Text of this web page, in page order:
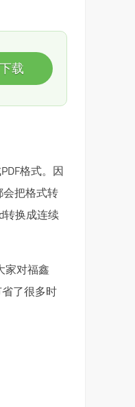
载
格式。因
把格式转
转换成连续
家对福鑫
了很多时